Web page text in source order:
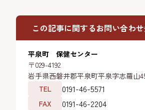
この記事に関するお問い合わ
平泉町 保健センター
〒029-4192
岩手県西磐井郡平泉町平泉字志羅山
TEL
0191-46-5571
FAX 0191-46-2204